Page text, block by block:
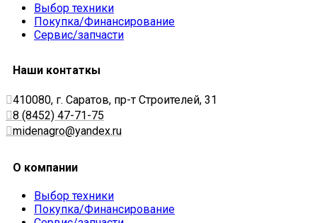
Выбор техники
Покупка/Финансирование
Сервис/запчасти
Наши контаткы
410080, г. Саратов, пр-т Строителей, 31
8 (8452) 47-71-75
midenagro@yandex.ru
О компании
Выбор техники
Покупка/Финансирование